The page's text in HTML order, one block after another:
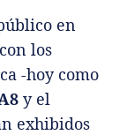
en
los
-hoy como
y el
exhibidos